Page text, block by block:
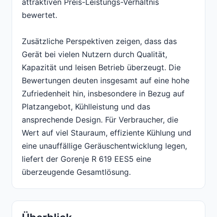
attraktiven Preis-Leistungs-Verhältnis
bewertet.
Zusätzliche Perspektiven zeigen, dass das
Gerät bei vielen Nutzern durch Qualität,
Kapazität und leisen Betrieb überzeugt. Die
Bewertungen deuten insgesamt auf eine hohe
Zufriedenheit hin, insbesondere in Bezug auf
Platzangebot, Kühlleistung und das
ansprechende Design. Für Verbraucher, die
Wert auf viel Stauraum, effiziente Kühlung und
eine unauffällige Geräuschentwicklung legen,
liefert der Gorenje R 619 EES5 eine
überzeugende Gesamtlösung.